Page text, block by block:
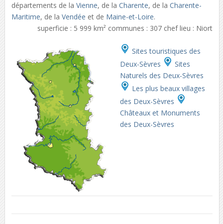
départements de la Vienne, de la Charente, de la Charente-
Maritime, de la Vendée et de Maine-et-Loire.
superficie : 5 999 km² communes : 307 chef lieu : Niort
Sites touristiques des
Deux-Sèvres
Sites
Naturels des Deux-Sèvres
Les plus beaux villages
des Deux-Sèvres
Châteaux et Monuments
des Deux-Sèvres